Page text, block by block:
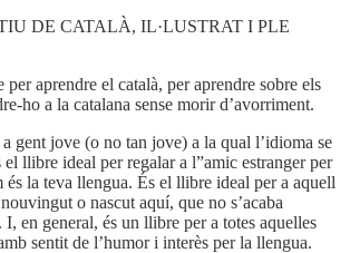
DE CATALÀ, IL·LUSTRAT I PLE
aprendre el català, per aprendre sobre els
ho a la catalana sense morir d’avorriment.
gent jove (o no tan jove) a la qual l’idioma se
llibre ideal per regalar a l”amic estranger per
la teva llengua. És el llibre ideal per a aquell
o nascut aquí, que no s’acaba
I, en general, és un llibre per a totes aquelles
sentit de l’humor i interès per la llengua.